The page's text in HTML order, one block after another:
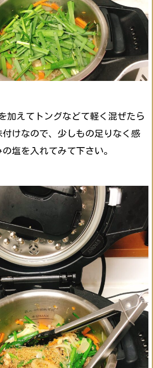
加えてトングなどて軽く混ぜたら
けなので、少しもの足りなく感
塩を入れてみて下さい。